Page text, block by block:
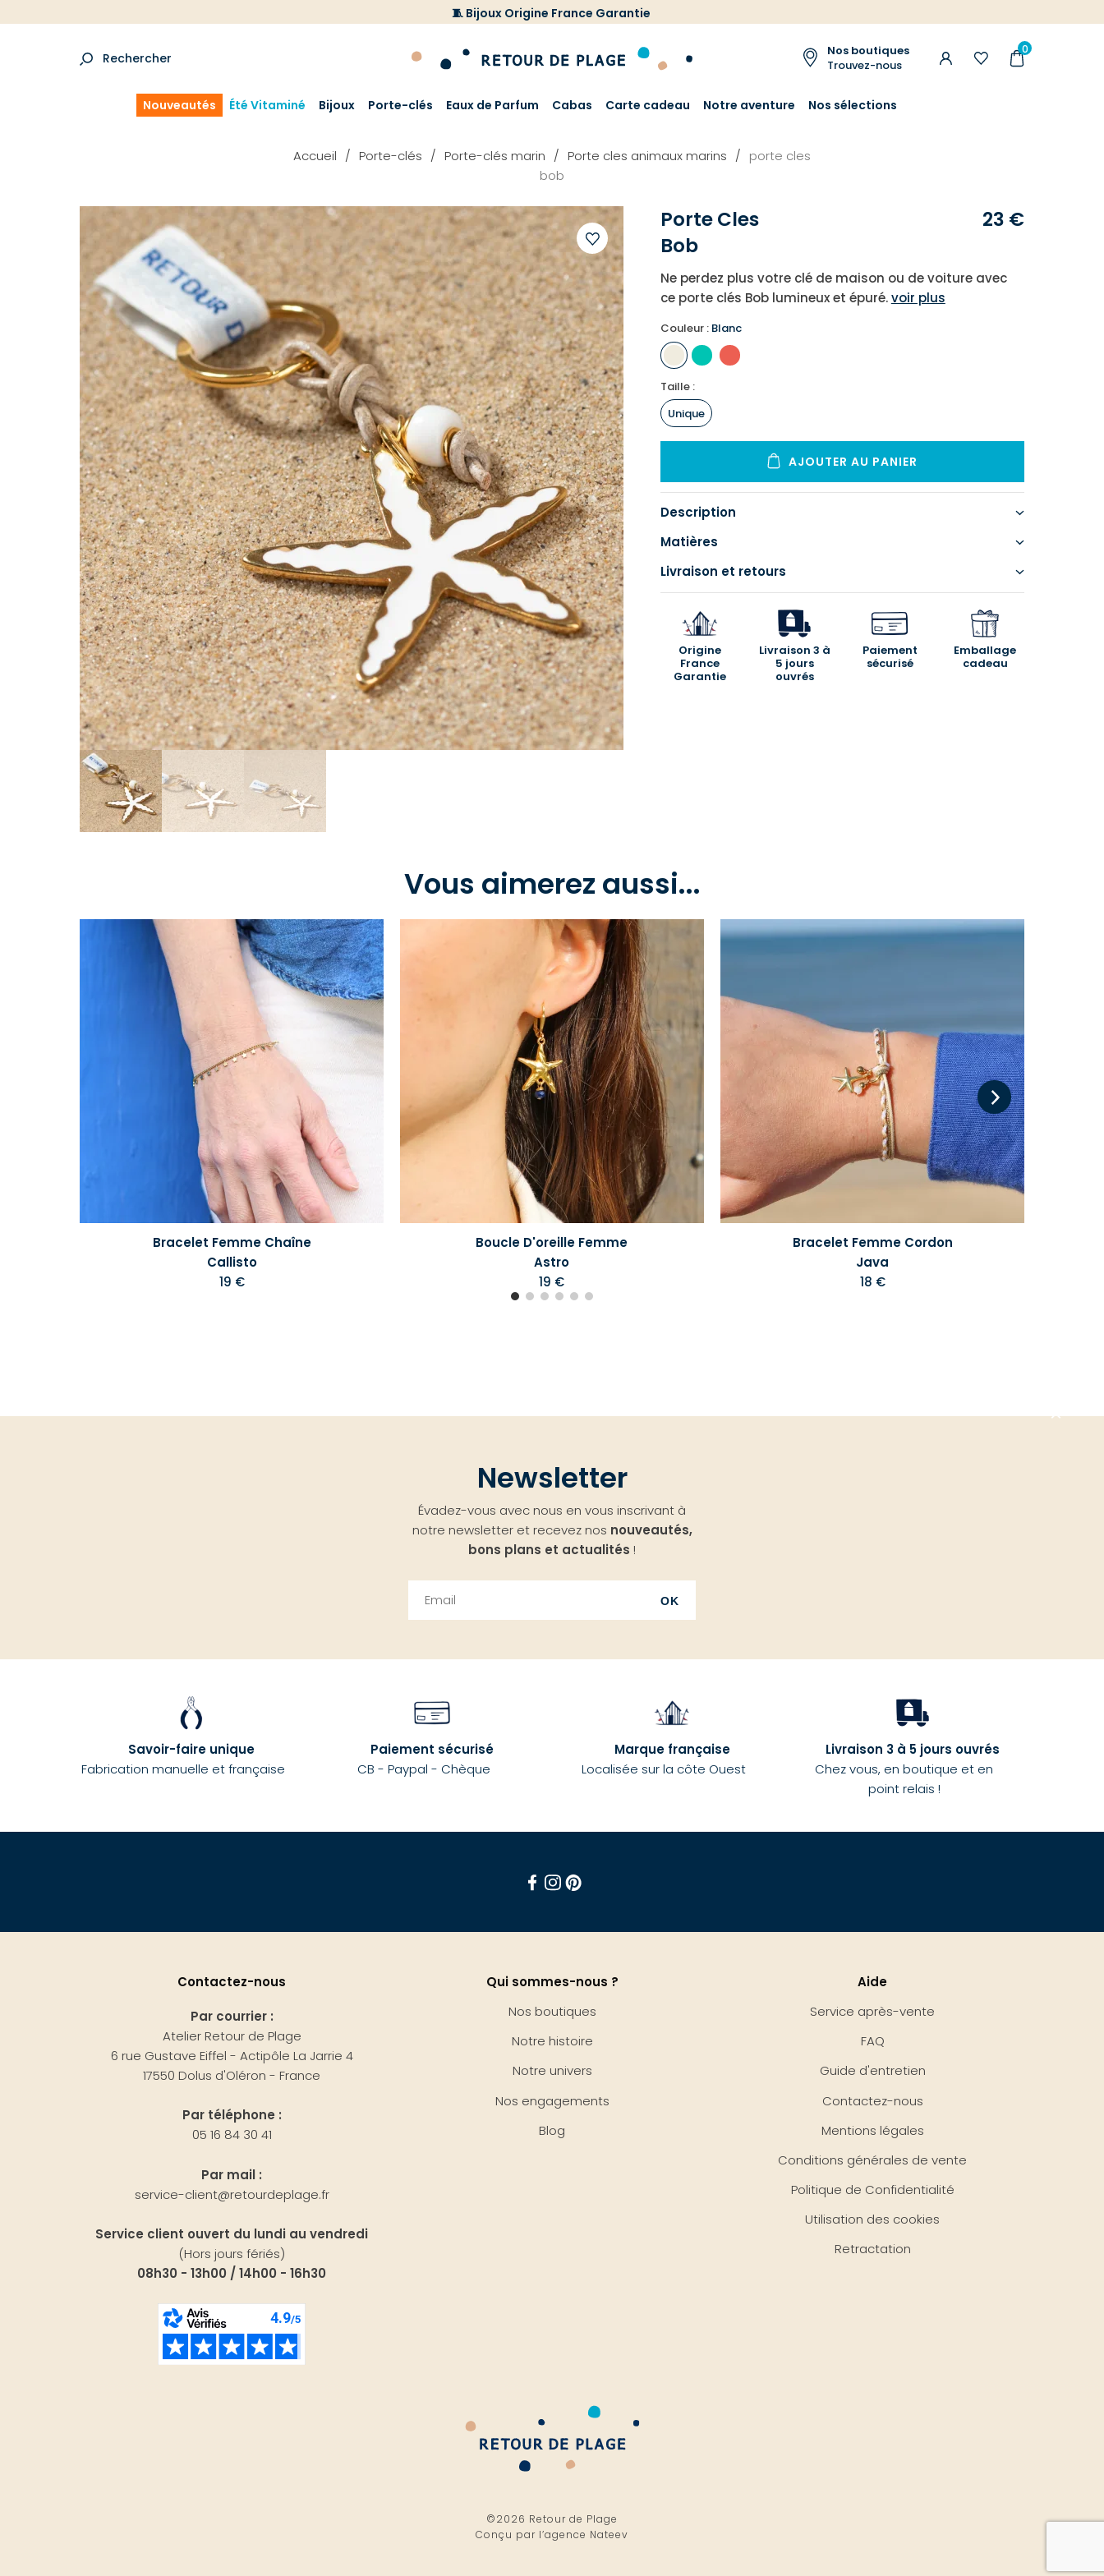
🧵 Bijoux Origine France Garantie
Rechercher
Nos boutiques
Trouvez-nous
0
Nouveautés Été Vitaminé Bijoux Porte-clés Eaux de Parfum Cabas Carte cadeau Notre aventure Nos sélections
Accueil Porte-clés Porte-clés marin Porte cles animaux marins
porte cles
bob
Ajouter
à
votre
liste
d'envies
Porte Cles
Bob
23 €
Ne perdez plus votre clé de maison ou de voiture avec
ce porte clés Bob lumineux et épuré.voir plus
Couleur : Blanc
Taille :
Unique
AJOUTER AU PANIER
Description
Matières
Livraison et retours
Origine
France
Garantie
Livraison 3 à
5 jours
ouvrés
Paiement
sécurisé
Emballage
cadeau
Vous aimerez aussi...
Bracelet Femme Chaîne
Callisto
19 €
Boucle D'oreille Femme
Astro
19 €
Bracelet Femme Cordon
Java
18 €
Newsletter
Évadez-vous avec nous en vous inscrivant à
notre newsletter et recevez nos nouveautés,
bons plans et actualités !
OK
Savoir-faire unique
Fabrication manuelle et française
Paiement sécurisé
CB - Paypal - Chèque
Marque française
Localisée sur la côte Ouest
Livraison 3 à 5 jours ouvrés
Chez vous, en boutique et en
point relais !
Contactez-nous
Par courrier :
Atelier Retour de Plage
6 rue Gustave Eiffel - Actipôle La Jarrie 4
17550 Dolus d'Oléron - France
Par téléphone :
05 16 84 30 41
Par mail :
service-client@retourdeplage.fr
Service client ouvert du lundi au vendredi
(Hors jours fériés)
08h30 - 13h00 / 14h00 - 16h30
Qui sommes-nous ?
Nos boutiques
Notre histoire
Notre univers
Nos engagements
Blog
Aide
Service après-vente
FAQ
Guide d'entretien
Contactez-nous
Mentions légales
Conditions générales de vente
Politique de Confidentialité
Utilisation des cookies
Retractation
©2026 Retour de Plage
Conçu par l’agence Nateev